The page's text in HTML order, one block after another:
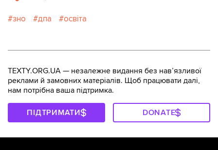
зно дпа освіта
TEXTY.ORG.UA — незалежне видання без навʼязливої
реклами й замовних матеріалів. Щоб працювати далі,
нам потрібна ваша підтримка.
ПІДТРИМАТИ DONATE